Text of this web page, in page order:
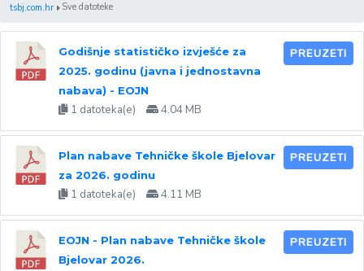
tsbj.com.hr Sve datoteke
Godišnje statističko izvješće za
2025. godinu (javna i jednostavna
nabava) - EOJN
1 datoteka(e) 4.04 MB
PREUZETI
Plan nabave Tehničke škole Bjelovar
za 2026. godinu
1 datoteka(e) 4.11 MB
PREUZETI
EOJN - Plan nabave Tehničke škole
Bjelovar 2026.
PREUZETI